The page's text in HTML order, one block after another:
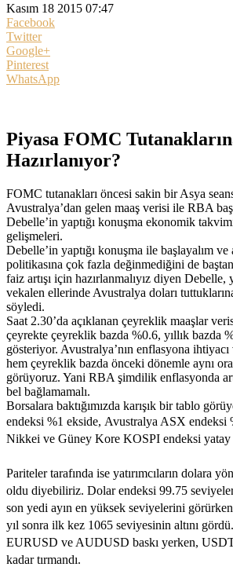
Kasım 18 2015 07:47
Facebook
Twitter
Google+
Pinterest
WhatsApp
Piyasa FOMC
Hazırlanıyor?
FOMC tutanakları öncesi sakin bir Asya
Avustralya’dan gelen maaş verisi ile RBA
Debelle’in yaptığı konuşma ekonomik
gelişmeleri.
Debelle’in yaptığı konuşma ile başlayalım ve
politikasına çok fazla değinmediğini de
faiz artışı için hazırlanmalıyız diyen Debelle,
vekalen ellerinde Avustralya doları
söyledi.
Saat 2.30’da açıklanan çeyreklik maaşlar
çeyrekte çeyreklik bazda %0.6, yıllık bazda
gösteriyor. Avustralya’nın enflasyona
hem çeyreklik bazda önceki dönemle aynı
görüyoruz. Yani RBA şimdilik enflasyonda
bel bağlamamalı.
Borsalara baktığımızda karışık bir tablo
endeksi %1 ekside, Avustralya ASX endeksi
Nikkei ve Güney Kore KOSPI endeksi yatay
Pariteler tarafında ise yatırımcıların dolara
oldu diyebiliriz. Dolar endeksi 99.75
son yedi ayın en yüksek seviyelerini
yıl sonra ilk kez 1065 seviyesinin altını
EURUSD ve AUDUSD baskı yerken,
kadar tırmandı.